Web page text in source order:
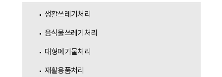
생활쓰레기처리
음식물쓰레기처리
대형폐기물처리
재활용품처리